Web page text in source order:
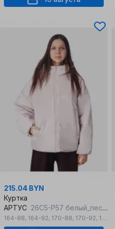
215.04 BYN
Куртка
АРТУС 26С5-Р57 белый_песок
164-88, 164-92, 170-88, 170-92, 176-96